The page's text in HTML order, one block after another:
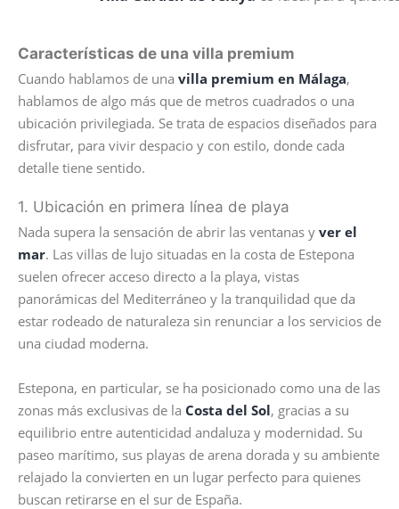
Características de una villa premium
Cuando hablamos de una villa premium en Málaga,
hablamos de algo más que de metros cuadrados o una
ubicación privilegiada. Se trata de espacios diseñados para
disfrutar, para vivir despacio y con estilo, donde cada
detalle tiene sentido.
1. Ubicación en primera línea de playa
Nada supera la sensación de abrir las ventanas y ver el
mar. Las villas de lujo situadas en la costa de Estepona
suelen ofrecer acceso directo a la playa, vistas
panorámicas del Mediterráneo y la tranquilidad que da
estar rodeado de naturaleza sin renunciar a los servicios de
una ciudad moderna.
Estepona, en particular, se ha posicionado como una de las
zonas más exclusivas de la Costa del Sol, gracias a su
equilibrio entre autenticidad andaluza y modernidad. Su
paseo marítimo, sus playas de arena dorada y su ambiente
relajado la convierten en un lugar perfecto para quienes
buscan retirarse en el sur de España.